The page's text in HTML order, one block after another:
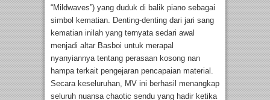
“Mildwaves”) yang duduk di balik piano sebagai
simbol kematian. Denting-denting dari jari sang
kematian inilah yang ternyata sedari awal
menjadi altar Basboi untuk merapal
nyanyiannya tentang perasaan kosong nan
hampa terkait pengejaran pencapaian material.
Secara keseluruhan, MV ini berhasil menangkap
seluruh nuansa chaotic sendu yang hadir ketika